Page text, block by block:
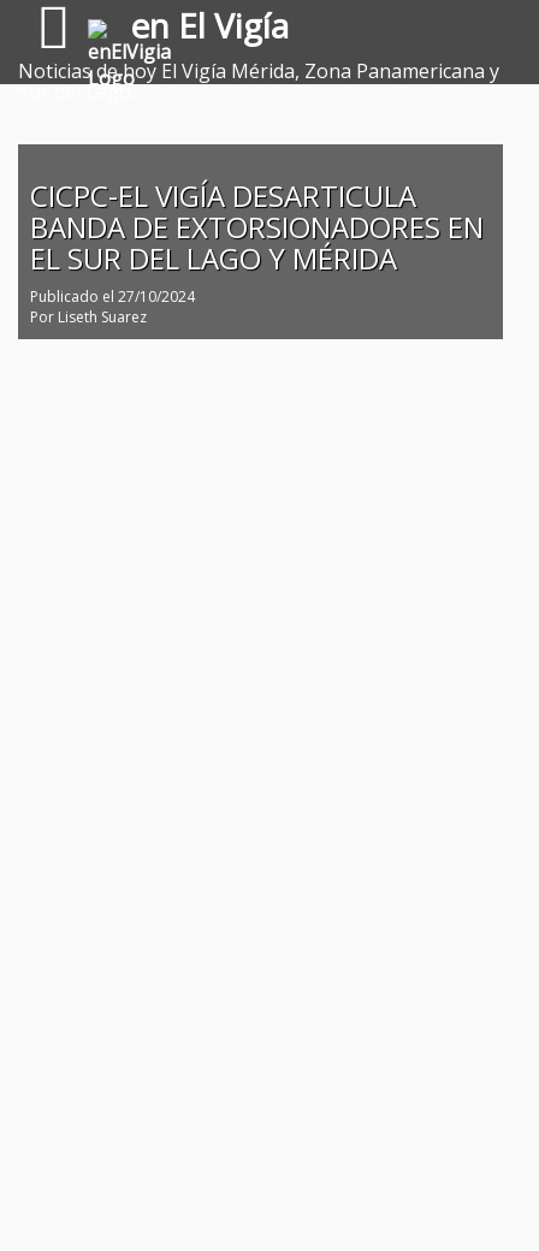
en El Vigía
Noticias de hoy El Vigía Mérida, Zona Panamericana y
Sur del Lago.
CICPC-EL VIGÍA DESARTICULA
BANDA DE EXTORSIONADORES EN
EL SUR DEL LAGO Y MÉRIDA
Publicado el 27/10/2024
Por Liseth Suarez